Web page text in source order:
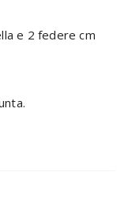
e 2 federe cm